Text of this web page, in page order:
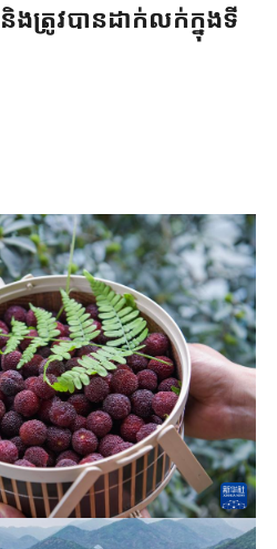
ត្រូវបានដាក់លក់ក្នុងទី